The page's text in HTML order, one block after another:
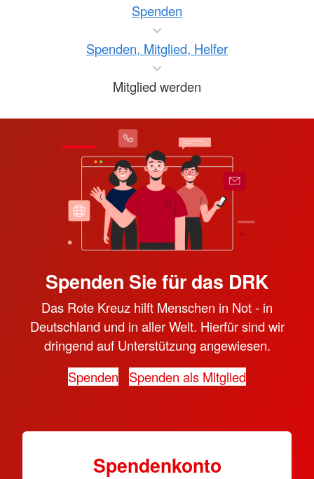
Spenden
Spenden, Mitglied, Helfer
Mitglied werden
Spenden Sie für das DRK
Das Rote Kreuz hilft Menschen in Not - in
Deutschland und in aller Welt. Hierfür sind wir
dringend auf Unterstützung angewiesen.
Spenden
Spenden als Mitglied
Spendenkonto